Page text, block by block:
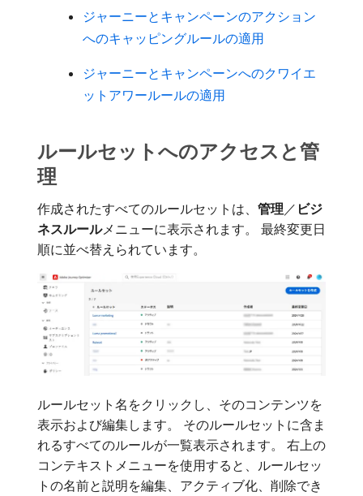
ジャーニーとキャンペーンのアクション
へのキャッピングルールの適用
ジャーニーとキャンペーンへのクワイエ
ットアワールールの適用
ルールセットへのアクセスと管
理
作成されたすべてのルールセットは、 管理 ／ ビジ
ネスルール​メニューに表示されます。 最終変更日
順に並べ替えられています。
ルールセット名をクリックし、そのコンテンツを
表示および編集します。 そのルールセットに含ま
れるすべてのルールが一覧表示されます。 右上の
コンテキストメニューを使用すると、ルールセッ
トの名前と説明を編集、アクティブ化、削除でき